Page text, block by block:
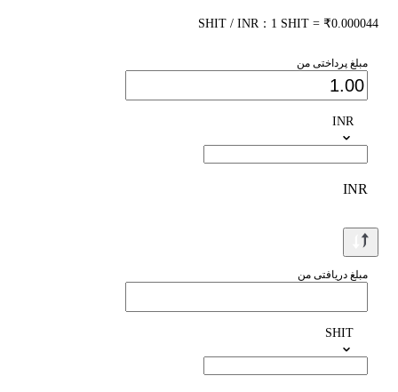
SHIT / INR：1 SHIT = ₹0.000044
مبلغ پرداختی من
INR
INR
مبلغ دریافتی من
SHIT